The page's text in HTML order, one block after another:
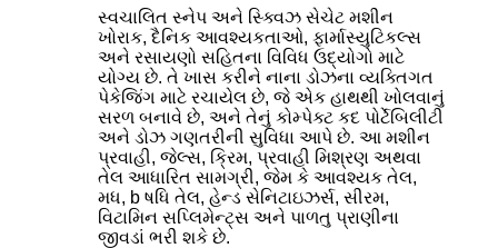
સ્વચાલિત સ્નેપ અને સ્ક્વિઝ સેચેટ મશીન
ખોરાક, દૈનિક આવશ્યકતાઓ, ફાર્માસ્યુટિકલ્સ
અને રસાયણો સહિતના વિવિધ ઉદ્યોગો માટે
યોગ્ય છે. તે ખાસ કરીને નાના ડોઝના વ્યક્તિગત
પેકેજિંગ માટે રચાયેલ છે, જે એક હાથથી ખોલવાનું
સરળ બનાવે છે, અને તેનું કોમ્પેક્ટ કદ પોર્ટેબિલીટી
અને ડોઝ ગણતરીની સુવિધા આપે છે. આ મશીન
પ્રવાહી, જેલ્સ, ક્રિમ, પ્રવાહી મિશ્રણ અથવા
તેલ આધારિત સામગ્રી, જેમ કે આવશ્યક તેલ,
મધ, b ષધિ તેલ, હેન્ડ સેનિટાઇઝર્સ, સીરમ,
વિટામિન સપ્લિમેન્ટ્સ અને પાળતુ પ્રાણીના
જીવડાં ભરી શકે છે.